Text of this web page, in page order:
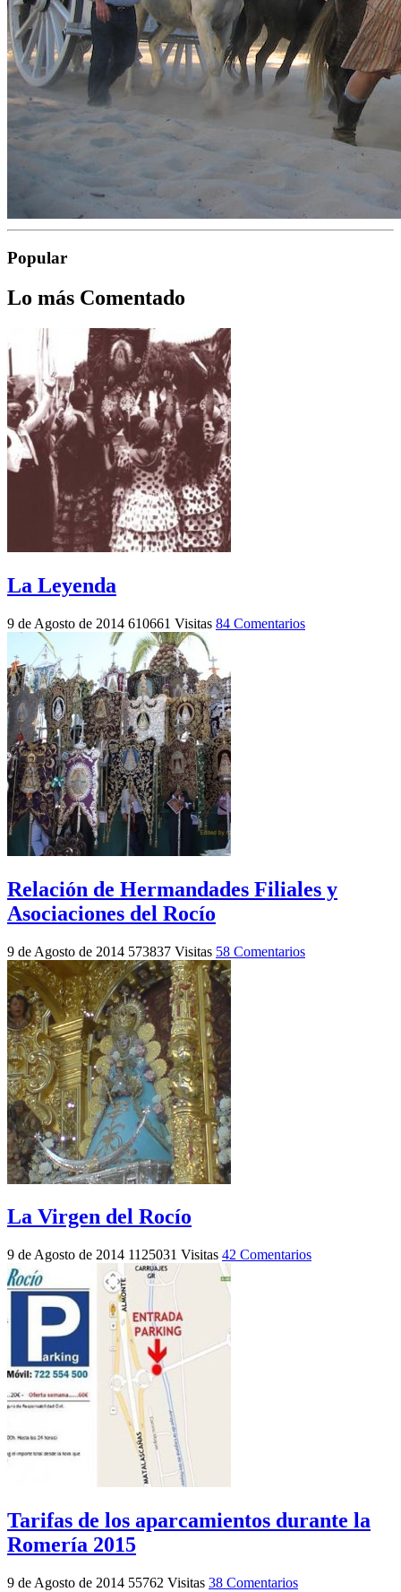
Popular
Lo más Comentado
La Leyenda
9 de Agosto de 2014 610661 Visitas 84 Comentarios
Relación de Hermandades Filiales y
Asociaciones del Rocío
9 de Agosto de 2014 573837 Visitas 58 Comentarios
La Virgen del Rocío
9 de Agosto de 2014 1125031 Visitas 42 Comentarios
Tarifas de los aparcamientos durante la
Romería 2015
9 de Agosto de 2014 55762 Visitas 38 Comentarios